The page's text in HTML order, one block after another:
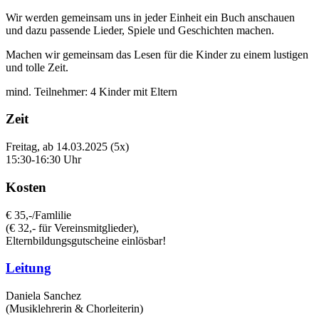
Wir werden gemeinsam uns in jeder Einheit ein Buch anschauen
und dazu passende Lieder, Spiele und Geschichten machen.
Machen wir gemeinsam das Lesen für die Kinder zu einem lustigen
und tolle Zeit.
mind. Teilnehmer: 4 Kinder mit Eltern
Zeit
Freitag, ab 14.03.2025 (5x)
15:30-16:30 Uhr
Kosten
€ 35,-/Famlilie
(€ 32,- für Vereinsmitglieder),
Elternbildungsgutscheine einlösbar!
Leitung
Daniela Sanchez
(Musiklehrerin & Chorleiterin)